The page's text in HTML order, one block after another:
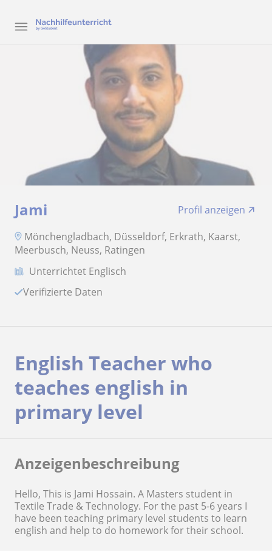
Jami
Profil anzeigen
Mönchengladbach, Düsseldorf, Erkrath, Kaarst,
Meerbusch, Neuss, Ratingen
Unterrichtet Englisch
Verifizierte Daten
English Teacher who
teaches english in
primary level
Anzeigenbeschreibung
Hello, This is Jami Hossain. A Masters student in
Textile Trade & Technology. For the past 5-6 years I
have been teaching primary level students to learn
english and help to do homework for their school.